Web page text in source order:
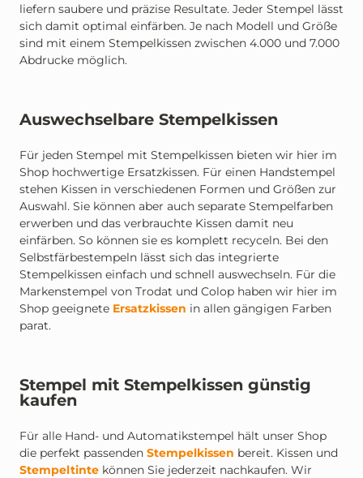
liefern saubere und präzise Resultate. Jeder Stempel lässt
sich damit optimal einfärben. Je nach Modell und Größe
sind mit einem Stempelkissen zwischen 4.000 und 7.000
Abdrucke möglich.
Auswechselbare Stempelkissen
Für jeden Stempel mit Stempelkissen bieten wir hier im
Shop hochwertige Ersatzkissen. Für einen Handstempel
stehen Kissen in verschiedenen Formen und Größen zur
Auswahl. Sie können aber auch separate Stempelfarben
erwerben und das verbrauchte Kissen damit neu
einfärben. So können sie es komplett recyceln. Bei den
Selbstfärbestempeln lässt sich das integrierte
Stempelkissen einfach und schnell auswechseln. Für die
Markenstempel von Trodat und Colop haben wir hier im
Shop geeignete Ersatzkissen in allen gängigen Farben
parat.
Stempel mit Stempelkissen günstig
kaufen
Für alle Hand- und Automatikstempel hält unser Shop
die perfekt passenden Stempelkissen bereit. Kissen und
Stempeltinte können Sie jederzeit nachkaufen. Wir